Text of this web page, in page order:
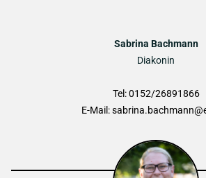
Sabrina Bachmann
Diakonin
Tel: 0152/26891866
E-Mail: